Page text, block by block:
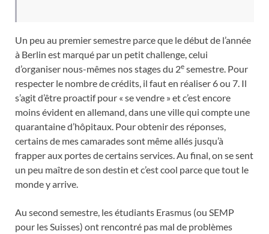
Un peu au premier semestre parce que le début de l’année
à Berlin est marqué par un petit challenge, celui
d’organiser nous-mêmes nos stages du 2e semestre. Pour
respecter le nombre de crédits, il faut en réaliser 6 ou 7. Il
s’agit d’être proactif pour « se vendre » et c’est encore
moins évident en allemand, dans une ville qui compte une
quarantaine d’hôpitaux. Pour obtenir des réponses,
certains de mes camarades sont même allés jusqu’à
frapper aux portes de certains services. Au final, on se sent
un peu maître de son destin et c’est cool parce que tout le
monde y arrive.
Au second semestre, les étudiants Erasmus (ou SEMP
pour les Suisses) ont rencontré pas mal de problèmes